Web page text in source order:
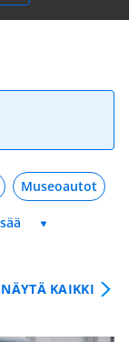
Museoautot
NÄYTÄ KAIKKI